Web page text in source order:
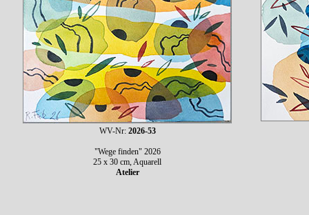
WV-Nr: 2026-53
"Wege finden" 2026
25 x 30 cm, Aquarell
Atelier